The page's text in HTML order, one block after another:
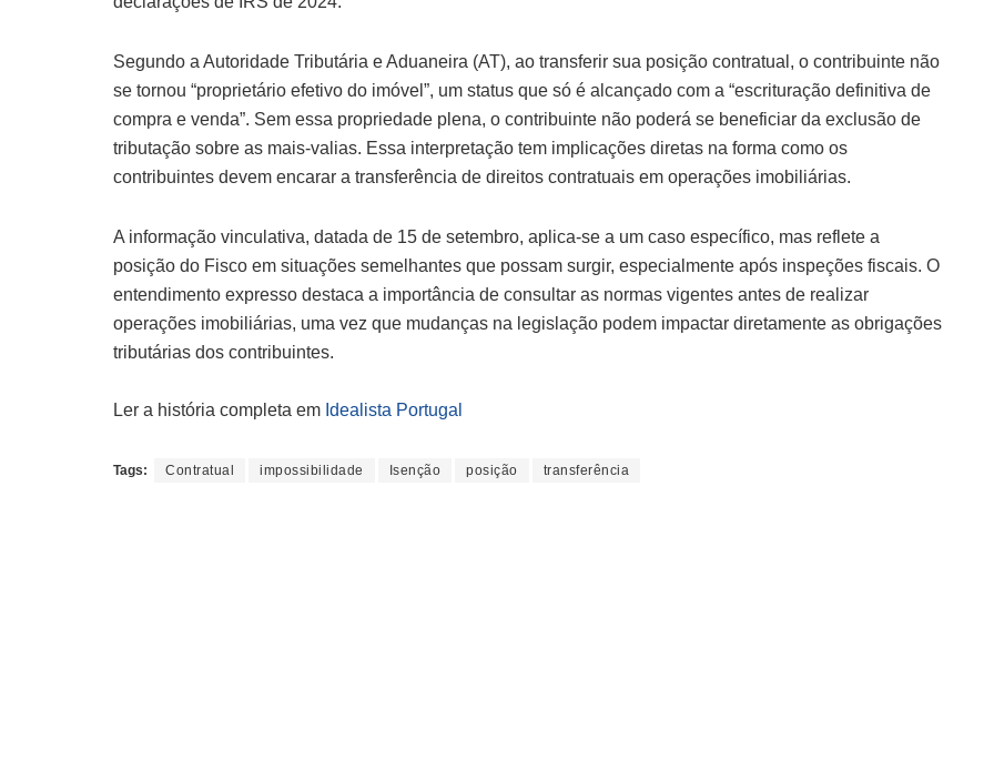
Segundo a Autoridade Tributária e Aduaneira (AT), ao transferir sua posição contratual, o contribuinte não
se tornou “proprietário efetivo do imóvel”, um status que só é alcançado com a “escrituração definitiva de
compra e venda”. Sem essa propriedade plena, o contribuinte não poderá se beneficiar da exclusão de
tributação sobre as mais-valias. Essa interpretação tem implicações diretas na forma como os
contribuintes devem encarar a transferência de direitos contratuais em operações imobiliárias.
A informação vinculativa, datada de 15 de setembro, aplica-se a um caso específico, mas reflete a
posição do Fisco em situações semelhantes que possam surgir, especialmente após inspeções fiscais. O
entendimento expresso destaca a importância de consultar as normas vigentes antes de realizar
operações imobiliárias, uma vez que mudanças na legislação podem impactar diretamente as obrigações
tributárias dos contribuintes.
Ler a história completa em Idealista Portugal
Tags: Contratual impossibilidade Isenção posição transferência